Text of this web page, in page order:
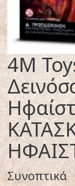
4M
Συνοπτικά